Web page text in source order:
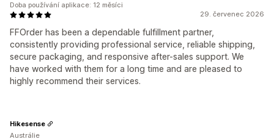
29. červenec 2026
FFOrder has been a dependable fulfillment partner,
consistently providing professional service, reliable shipping,
secure packaging, and responsive after-sales support. We
have worked with them for a long time and are pleased to
highly recommend their services.
Doba používání aplikace: 12 měsíci
Hikesense
Austrálie